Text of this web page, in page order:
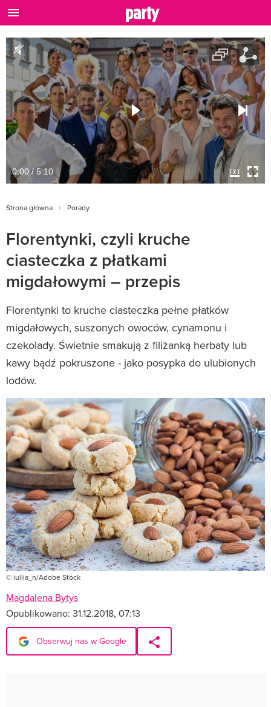
0:00 / 5:10
Strona główna Porady
Florentynki, czyli kruche
ciasteczka z płatkami
migdałowymi – przepis
Florentynki to kruche ciasteczka pełne płatków
migdałowych, suszonych owoców, cynamonu i
czekolady. Świetnie smakują z filiżanką herbaty lub
kawy bądź pokruszone - jako posypka do ulubionych
lodów.
© iuliia_n/Adobe Stock
Magdalena Bytys
Opublikowano: 31.12.2018, 07:13
Obserwuj nas w Google